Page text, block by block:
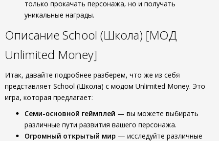
только прокачать персонажа, но и получать
уникальные награды.
Описание School (Школа) [МОД
Unlimited Money]
Итак, давайте подробнее разберем, что же из себя
представляет School (Школа) с модом Unlimited Money. Это
игра, которая предлагает:
Семи-основной геймплей — вы можете выбирать
различные пути развития вашего персонажа.
Огромный открытый мир — исследуйте различные